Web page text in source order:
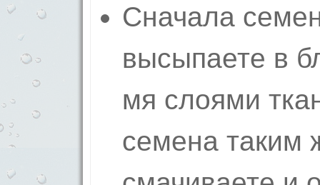
Сначала
высыпаете в
мя слоями
семена таким